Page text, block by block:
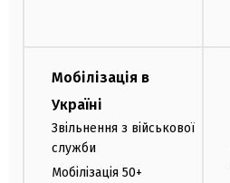
Мобілізація в
Україні
Звільнення з військової
служби
Мобілізація 50+